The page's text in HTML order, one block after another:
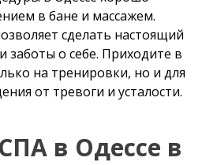
в бане и массажем.
сделать настоящий
заботы о себе. Приходите в
на тренировки, но и для
от тревоги и усталости.
в Одессе в